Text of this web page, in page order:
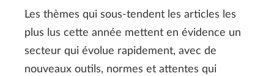
Les thèmes qui sous-tendent les articles les
plus lus cette année mettent en évidence un
secteur qui évolue rapidement, avec de
nouveaux outils, normes et attentes qui